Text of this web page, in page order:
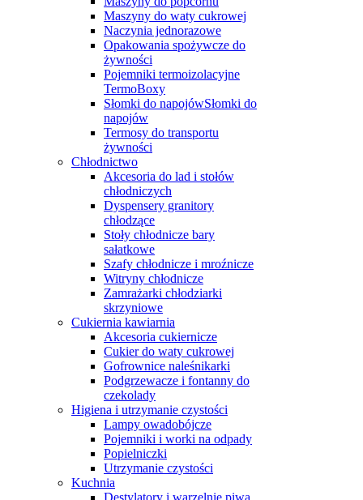
Maszyny do waty cukrowej
Naczynia jednorazowe
Opakowania spożywcze do
żywności
Pojemniki termoizolacyjne
TermoBoxy
Słomki do napojówSłomki do
napojów
Termosy do transportu
żywności
Chłodnictwo
Akcesoria do lad i stołów
chłodniczych
Dyspensery granitory
chłodzące
Stoły chłodnicze bary
sałatkowe
Szafy chłodnicze i mroźnicze
Witryny chłodnicze
Zamrażarki chłodziarki
skrzyniowe
Cukiernia kawiarnia
Akcesoria cukiernicze
Cukier do waty cukrowej
Gofrownice naleśnikarki
Podgrzewacze i fontanny do
czekolady
Higiena i utrzymanie czystości
Lampy owadobójcze
Pojemniki i worki na odpady
Popielniczki
Utrzymanie czystości
Kuchnia
Destylatory i warzelnie piwa